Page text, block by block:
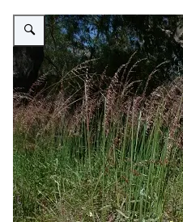
Vergroot afbeelding Roze rimpelgras